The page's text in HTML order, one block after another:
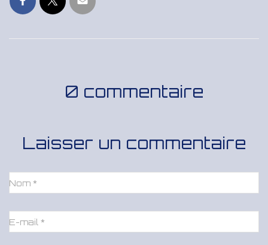
0 commentaire
Laisser un commentaire
Nom *
E-mail *